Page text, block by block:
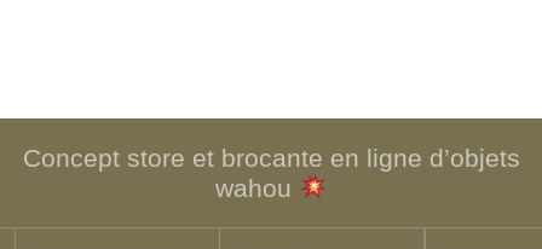
Concept store et brocante en ligne d’objets
wahou